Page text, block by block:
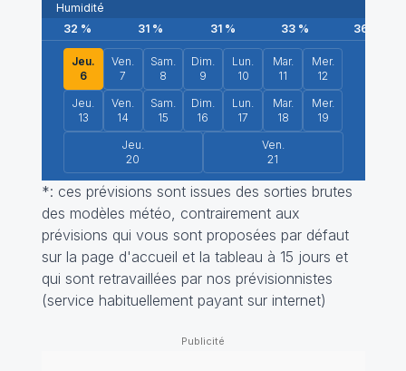
Humidité
32 % 31% 31% 33 % 36
Jeu.
6
Ven.
7
Sam.
8
Dim.
9
Lun.
10
Mar.
11
Mer.
12
Jeu.
13
Ven.
14
Sam.
15
Dim.
16
Lun.
17
Mar.
18
Mer.
19
Jeu.
20
Ven.
21
*: ces prévisions sont issues des sorties brutes
des modèles météo, contrairement aux
prévisions qui vous sont proposées par défaut
sur la page d'accueil et la tableau à 15 jours et
qui sont retravaillées par nos prévisionnistes
(service habituellement payant sur internet)